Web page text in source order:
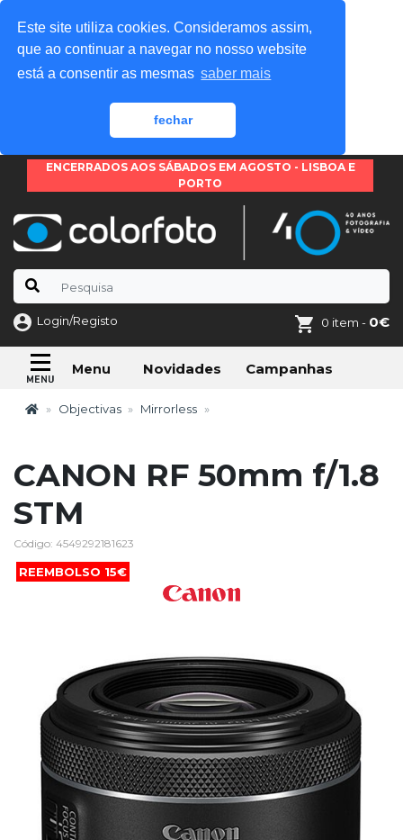
Este site utiliza cookies. Consideramos assim,
que ao continuar a navegar no nosso website
está a consentir as mesmas saber mais
fechar
ENCERRADOS AOS SÁBADOS EM AGOSTO - LISBOA E
PORTO
Login/Registo 0 item - 0€
Menu Novidades Campanhas
Objectivas Mirrorless
CANON RF 50mm f/1.8
STM
Código: 4549292181623
REEMBOLSO 15€